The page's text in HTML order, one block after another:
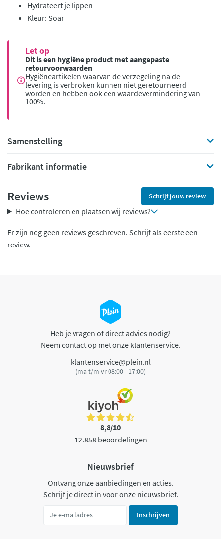
Hydrateert je lippen
Kleur: Soar
Let op
Dit is een hygiëne product met aangepaste
retourvoorwaarden
Hygiëneartikelen waarvan de verzegeling na de
levering is verbroken kunnen niet geretourneerd
worden en hebben ook een waardevermindering van
100%.
Samenstelling
Fabrikant informatie
Reviews Schrijf jouw review
Hoe controleren en plaatsen wij reviews?
Er zijn nog geen reviews geschreven. Schrijf als eerste een
review.
Heb je vragen of direct advies nodig?
Neem contact op met onze klantenservice.
klantenservice@plein.nl
(ma t/m vr 08:00 - 17:00)
8,8/10
12.858 beoordelingen
Nieuwsbrief
Ontvang onze aanbiedingen en acties.
Schrijf je direct in voor onze nieuwsbrief.
Inschrijven